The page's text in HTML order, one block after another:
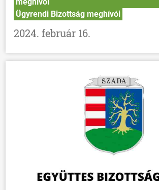
HÍREK
VÁLASZTÁSOK
Ügyrendi Bizottság meghívói
2024. február 16.